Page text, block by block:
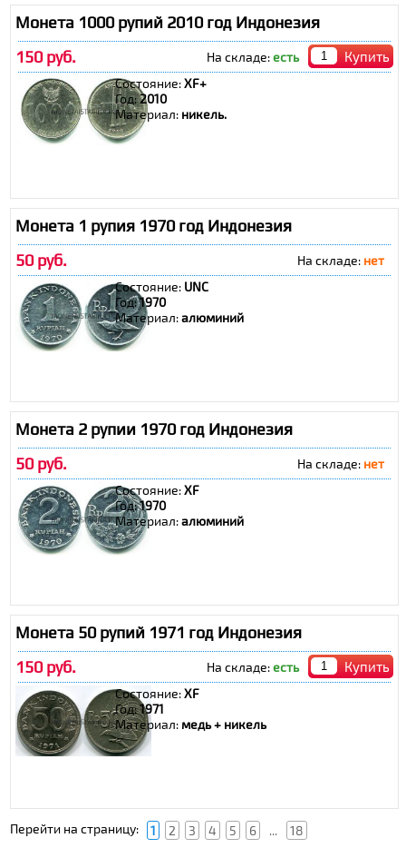
Монета 1000 рупий 2010 год Индонезия
150 руб.
На складе:есть Купить
Состояние:XF+
Год:2010
Материал: никель.
Монета 1 рупия 1970 год Индонезия
50 руб.
На складе: нет
Состояние: UNC
Год:1970
Материал:алюминий
Монета 2 рупии 1970 год Индонезия
50 руб.
На складе: нет
Состояние:XF
Год:1970
Материал:алюминий
Монета 50 рупий 1971 год Индонезия
150 руб.
На складе:есть Купить
Состояние:XF
Год:1971
Материал: медь + никель
Перейти на страницу: 1 2 3 4 5 6 ... 18